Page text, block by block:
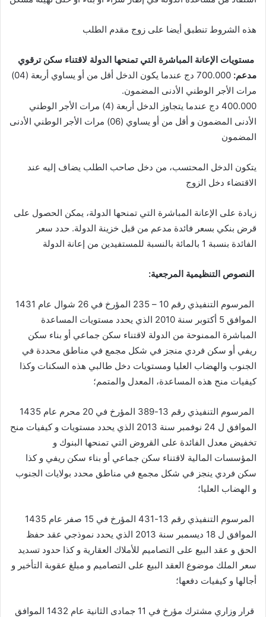
هذه الشروط تنطبق أيضا على زوج مقدم الطلب
مستويات الإعانة المباشرة التي تمنحها الدولة لاقتناء سكن ترقوي
مدعم:
700.000 دج عندما يكون الدخل أقل من أو يساوي أربعة (04)
مرات الأجر الوطني الأدنى المضمون.
400.000 دج عندما يتجاوز الدخل أربعة (4) مرات الأجر الوطني
الأدنى المضمون و أقل من أو يساوي (06) مرات الأجر الوطني الأدنى
المضمون
يتكون الدخل المحتسب، من دخل صاحب الطلب يضاف إليه عند
الاقتضاء دخل الزوج
زيادة على الإعانة المباشرة التي تمنحها الدولة، يمكن الحصول على
قرض بنكي بسعر فائدة مدعم من قبل خزينة الدولة. حدد سعر
الفائدة بنسبة 1 بالمائة بالنسبة للمستفيدين من إعانة الدولة
النصوص التنظيمية المرجعية:
المرسوم التنفيذي رقم 10 – 235 المؤرخ في 26 شوال عام 1431
الموافق 5 أكتوبر سنة 2010 الذي يحدد مستويات المساعدة
المباشرة الممنوحة من الدولة لاقتناء سكن جماعي أو بناء سكن
ريفي أو سكن فردي منجز في شكل مجمع في مناطق محددة في
الجنوب والهضاب العليا ومستويات دخل طالبي هذه السكنات وكذا
كيفيات منح هذه المساعدة، المعدل والمتمم؛
المرسوم التنفيذي رقم 13-389 المؤرخ في 20 محرم عام 1435
الموافق ل 24 نوفمبر سنة 2013 الذي يحدد مستويات و كيفيات منح
تخفيض معدل الفائدة على القروض التي تمنحها البنوك و
المؤسسات المالية لاقتناء سكن جماعي أو بناء سكن ريفي و كذا
سكن فردي ينجز في شكل مجمع في مناطق محدد بولايات الجنوب
و الهضاب العليا؛
المرسوم التنفيذي رقم 13-431 المؤرخ في 15 صفر عام 1435
الموافق ل 18 ديسمبر سنة 2013 الذي يحدد نموذجي عقد حفظ
الحق و عقد البيع على التصاميم للأملاك العقارية و كذا حدود تسديد
سعر الملك موضوع العقد البيع على التصاميم و مبلغ عقوبة التأخير و
أجالها و كيفيات دفعها؛
قرار وزاري مشترك مؤرخ في 11 جمادى الثانية عام 1432 الموافق